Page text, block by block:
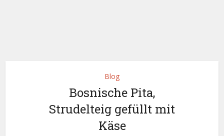
Blog
Bosnische Pita,
Strudelteig gefüllt mit
Käse